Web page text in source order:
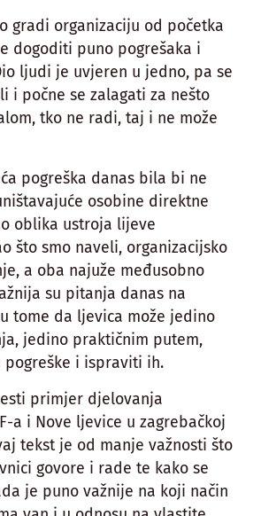
gradi organizaciju od početka
dogoditi puno pogrešaka i
ljudi je uvjeren u jedno, pa se
i počne se zalagati za nešto
tko ne radi, taj i ne može
pogreška danas bila bi ne
osobine direktne
oblika ustroja lijeve
što smo naveli, organizacijsko
a oba najuže međusobno
su pitanja danas na
tome da ljevica može jedino
jedino praktičnim putem,
pogreške i ispraviti ih.
primjer djelovanja
a i Nove ljevice u zagrebačkoj
tekst je od manje važnosti što
govore i rade te kako se
je puno važnije na koji način